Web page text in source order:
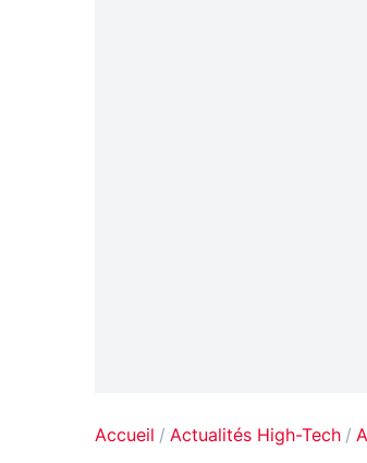
Accueil Actualités High-Tech